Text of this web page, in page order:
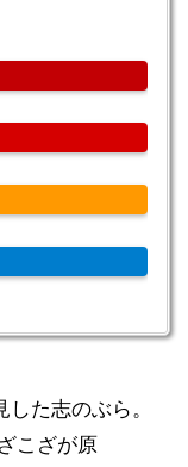
た志のぶら。
こざが原